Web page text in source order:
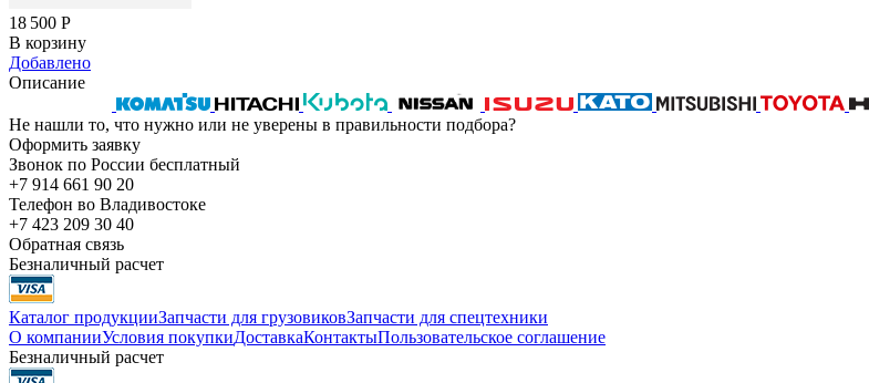
18 500 Р
В корзину
Добавлено
Описание
Не нашли то, что нужно или не уверены в правильности подбора?
Оформить заявку
Звонок по России бесплатный
+7 914 661 90 20
Телефон во Владивостоке
+7 423 209 30 40
Обратная связь
Безналичный расчет
Каталог продукцииЗапчасти для грузовиковЗапчасти для спецтехники
О компанииУсловия покупкиДоставкаКонтактыПользовательское соглашение
Безналичный расчет